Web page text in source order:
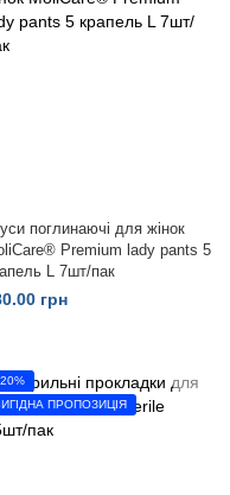
поглинаючі для жінок
Premium lady pants 5
L 7шт/пак
грн
ПРОПОЗИЦІЯ